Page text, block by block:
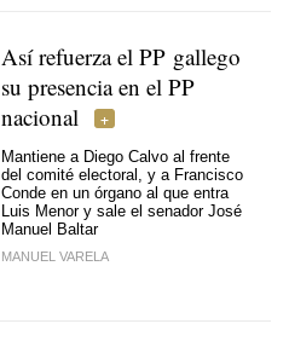
Así refuerza el PP gallego
su presencia en el PP
nacional
Mantiene a Diego Calvo al frente
del comité electoral, y a Francisco
Conde en un órgano al que entra
Luis Menor y sale el senador José
Manuel Baltar
MANUEL VARELA